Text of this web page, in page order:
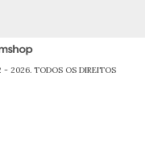
- 2026. TODOS OS DIREITOS